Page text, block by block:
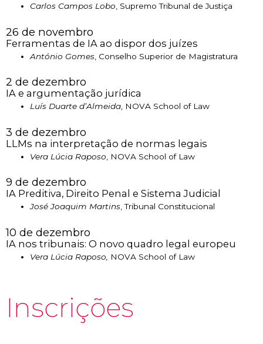
Carlos Campos Lobo, Supremo Tribunal de Justiça
26 de novembro
Ferramentas de IA ao dispor dos juízes
António Gomes , Conselho Superior de Magistratura
2 de dezembro
IA e argumentação jurídica
Luís Duarte d’Almeida, NOVA School of Law
3 de dezembro
LLMs na interpretação de normas legais
Vera Lúcia Raposo , NOVA School of Law
9 de dezembro
IA Preditiva, Direito Penal e Sistema Judicial
José Joaquim Martins, Tribunal Constitucional
10 de dezembro
IA nos tribunais: O novo quadro legal europeu
Vera Lúcia Raposo, NOVA School of Law
Inscrições